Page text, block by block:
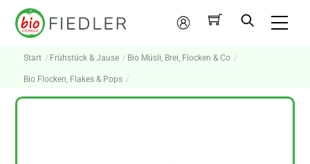
Skip
Mein
Konto
Start Frühstück & Jause Bio Müsli, Brei, Flocken & Co
Bio Flocken, Flakes & Pops